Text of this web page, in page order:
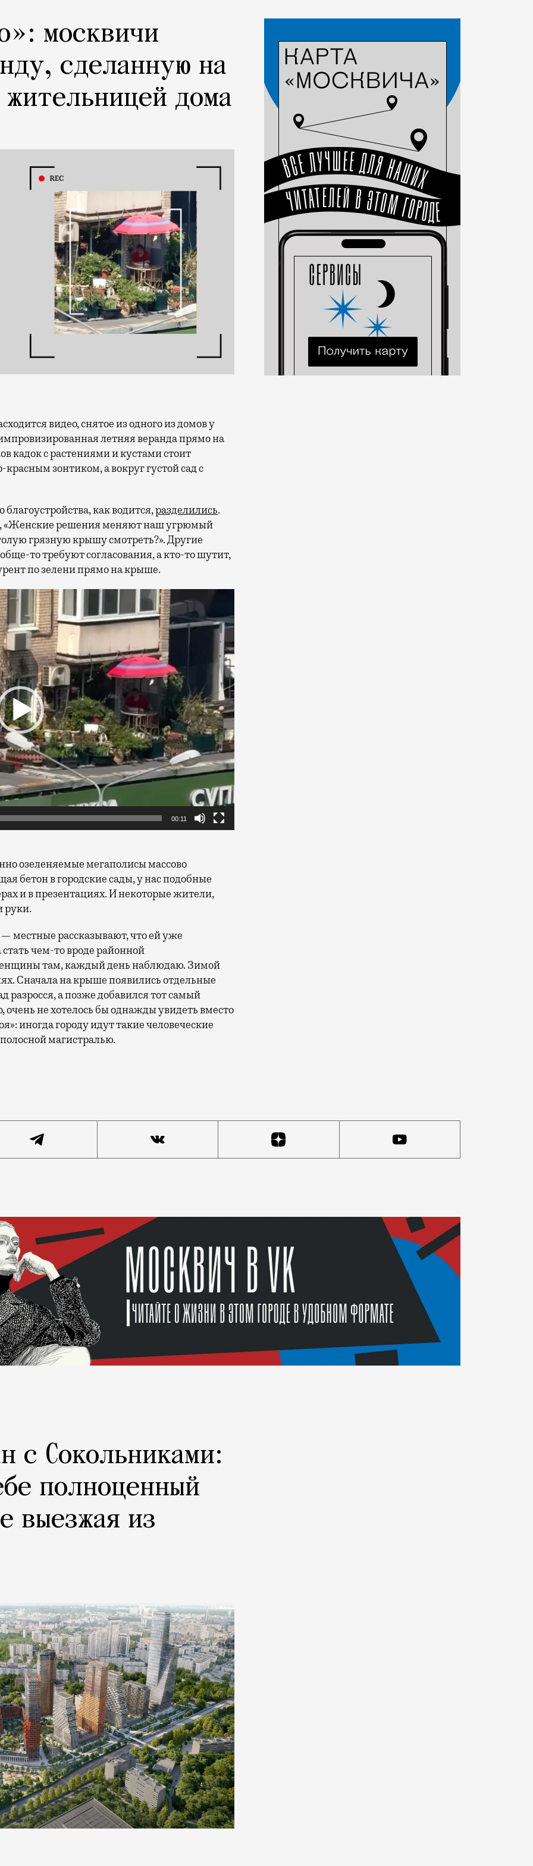
москвичи
сделанную на
дома
летняя веранда прямо на
кадок с растениями и кустами стоит
зонтиком, а вокруг густой сад с
как водится,разделились.
«Женские решения меняют наш угрюмый
грязную крышу смотреть?». Другие
то требуют согласования, а кто-то шутит,
по зелени прямо на крыше.
00:11
озеленяемые мегаполисы массово
бетон в городские сады, у нас подобные
и в презентациях. И некоторые жители,
руки.
местные рассказывают, что ей уже
стать чем-то вроде районной
там, каждый день наблюдаю. Зимой
Сначала на крыше появились отдельные
разросся, а позже добавился тот самый
очень не хотелось бы однажды увидеть вместо
иногда городу идут такие человеческие
магистралью.
с Сокольниками:
полноценный
выезжая из